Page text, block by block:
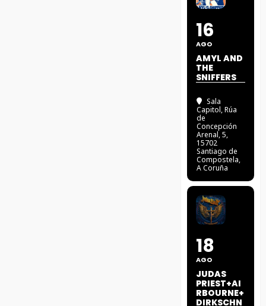
16
AGO
AMYL AND
THE
SNIFFERS
Sala
Capitol, Rúa
de
Concepción
Arenal, 5,
15702
Santiago de
Compostela,
A Coruña
18
AGO
JUDAS
PRIEST+AI
RBOURNE+
DIRKSCHN